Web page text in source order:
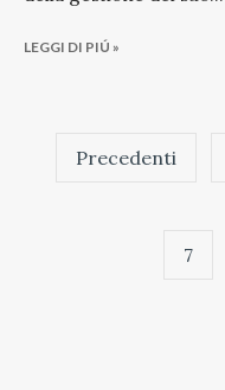
LEGGI DI PIÚ »
degliPrecedenti
7